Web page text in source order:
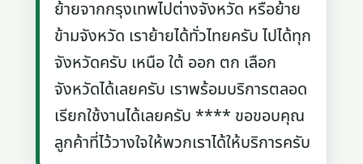
ย้ายจากกรุงเทพไปต่างจังหวัด หรือย้าย
ข้ามจังหวัด เราย้ายได้ทั่วไทยครับ ไปได้ทุก
จังหวัดครับ เหนือ ใต้ ออก ตก เลือก
จังหวัดได้เลยครับ เราพร้อมบริการตลอด
เรียกใช้งานได้เลยครับ **** ขอขอบคุณ
ลูกค้าที่ไว้วางใจให้พวกเราได้ให้บริการครับ